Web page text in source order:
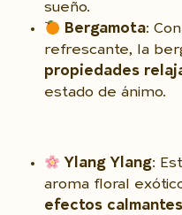
sueño.
Bergamota:
refrescante, la
propiedades
estado de ánimo.
Ylang Ylang:
aroma floral
efectos